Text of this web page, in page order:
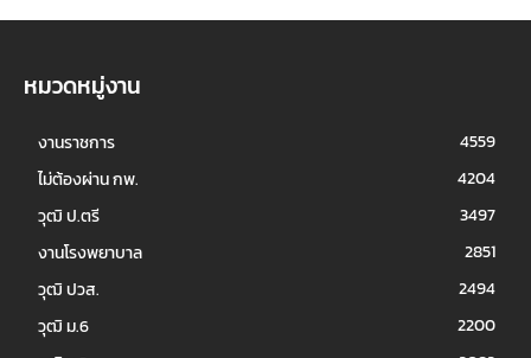
หมวดหมู่งาน
งานราชการ
4559
ไม่ต้องผ่าน กพ.
4204
วุฒิ ป.ตรี
3497
งานโรงพยาบาล
2851
วุฒิ ปวส.
2494
วุฒิ ม.6
2200